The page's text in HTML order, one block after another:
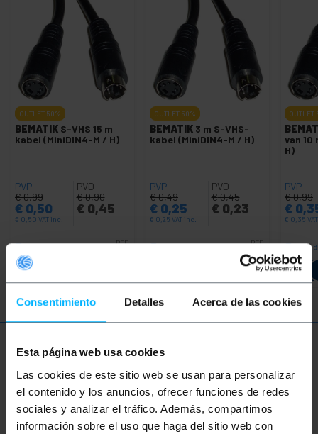
Consentimiento Detalles Acerca de las cookies
Esta página web usa cookies
Las cookies de este sitio web se usan para personalizar
el contenido y los anuncios, ofrecer funciones de redes
sociales y analizar el tráfico. Además, compartimos
información sobre el uso que haga del sitio web con
OUTLET 50%
BEMATIK S-VHS 15 m
kabel (MiniDIN4-M / H)
PVP
€0,99
€ 0,50
€ 0,50 VAT inc.
PVD
€0,90
€0,45
Onmiddellijke levering
REF:
OUTLET 50%
BEMATIK 3 m S-VHS-
kabel (MiniDIN4-M / H)
PVP
€0,49
€ 0,25
€ 0,25 VAT inc.
PVD
€0,45
€0,23
Onmiddellijke levering
REF:
TV032
OUTLET
van 10
H)
PVP
€0,99
€
€ 0,35
Meer informatie
Beschrijving